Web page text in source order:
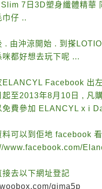
7日3D塑身纖體精華
巾仔 ..
. 由沖涼開始 . 到搽
咪都好想去玩下呢 ...
ELANCYL Facebook 出
起至2013年8月10日 , 凡
免費參加 ELANCYL x i
料可以到佢地 facebook
www.facebook.com/
接去以下網址登記
qjma5p